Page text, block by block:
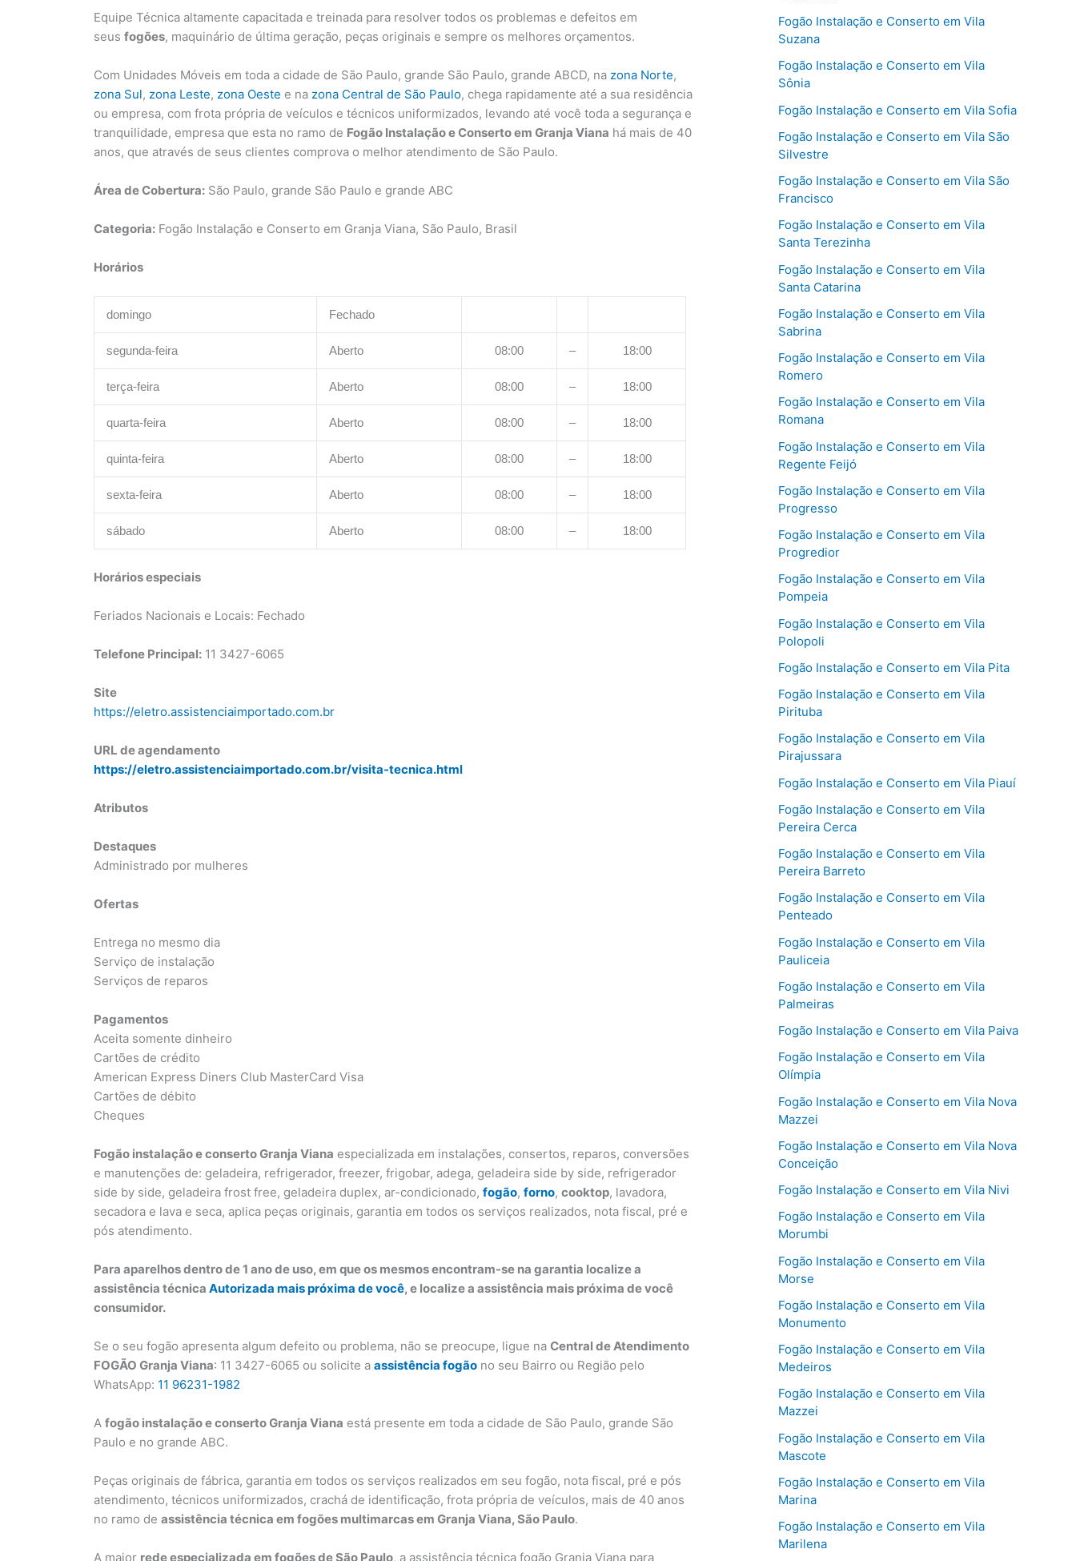
Equipe Técnica altamente capacitada e treinada para resolver todos os problemas e defeitos em
seus fogões, maquinário de última geração, peças originais e sempre os melhores orçamentos.
Com Unidades Móveis em toda a cidade de São Paulo, grande São Paulo, grande ABCD, na zona Norte,
zona Sul, zona Leste, zona Oeste e na zona Central de São Paulo, chega rapidamente até a sua residência
ou empresa, com frota própria de veículos e técnicos uniformizados, levando até você toda a segurança e
tranquilidade, empresa que esta no ramo de Fogão Instalação e Conserto em Granja Viana há mais de 40
anos, que através de seus clientes comprova o melhor atendimento de São Paulo.
Área de Cobertura: São Paulo, grande São Paulo e grande ABC
Categoria: Fogão Instalação e Conserto em Granja Viana, São Paulo, Brasil
Horários
domingo Fechado
segunda-feira Aberto 08:00 – 18:00
terça-feira Aberto 08:00 – 18:00
quarta-feira Aberto 08:00 – 18:00
quinta-feira Aberto 08:00 – 18:00
sexta-feira Aberto 08:00 – 18:00
sábado Aberto 08:00 – 18:00
Horários especiais
Feriados Nacionais e Locais: Fechado
Telefone Principal: 11 3427-6065
Site
https://eletro.assistenciaimportado.com.br
URL de agendamento
https://eletro.assistenciaimportado.com.br/visita-tecnica.html
Atributos
Destaques
Administrado por mulheres
Ofertas
Entrega no mesmo dia
Serviço de instalação
Serviços de reparos
Pagamentos
Aceita somente dinheiro
Cartões de crédito
American Express Diners Club MasterCard Visa
Cartões de débito
Cheques
Fogão instalação e conserto Granja Viana especializada em instalações, consertos, reparos, conversões
e manutenções de: geladeira, refrigerador, freezer, frigobar, adega, geladeira side by side, refrigerador
side by side, geladeira frost free, geladeira duplex, ar-condicionado, fogão, forno, cooktop, lavadora,
secadora e lava e seca, aplica peças originais, garantia em todos os serviços realizados, nota fiscal, pré e
pós atendimento.
Para aparelhos dentro de 1 ano de uso, em que os mesmos encontram-se na garantia localize a
assistência técnica Autorizada mais próxima de você, e localize a assistência mais próxima de você
consumidor.
Se o seu fogão apresenta algum defeito ou problema, não se preocupe, ligue na Central de Atendimento
FOGÃO Granja Viana: 11 3427-6065 ou solicite a assistência fogão no seu Bairro ou Região pelo
WhatsApp: 11 96231-1982
A fogão instalação e conserto Granja Viana está presente em toda a cidade de São Paulo, grande São
Paulo e no grande ABC.
Peças originais de fábrica, garantia em todos os serviços realizados em seu fogão, nota fiscal, pré e pós
atendimento, técnicos uniformizados, crachá de identificação, frota própria de veículos, mais de 40 anos
no ramo de assistência técnica em fogões multimarcas em Granja Viana, São Paulo.
A maior rede especializada em fogões de São Paulo, a assistência técnica fogão Granja Viana para
Fogão Instalação e Conserto em Vila
Suzana
Fogão Instalação e Conserto em Vila
Sônia
Fogão Instalação e Conserto em Vila Sofia
Fogão Instalação e Conserto em Vila São
Silvestre
Fogão Instalação e Conserto em Vila São
Francisco
Fogão Instalação e Conserto em Vila
Santa Terezinha
Fogão Instalação e Conserto em Vila
Santa Catarina
Fogão Instalação e Conserto em Vila
Sabrina
Fogão Instalação e Conserto em Vila
Romero
Fogão Instalação e Conserto em Vila
Romana
Fogão Instalação e Conserto em Vila
Regente Feijó
Fogão Instalação e Conserto em Vila
Progresso
Fogão Instalação e Conserto em Vila
Progredior
Fogão Instalação e Conserto em Vila
Pompeia
Fogão Instalação e Conserto em Vila
Polopoli
Fogão Instalação e Conserto em Vila Pita
Fogão Instalação e Conserto em Vila
Pirituba
Fogão Instalação e Conserto em Vila
Pirajussara
Fogão Instalação e Conserto em Vila Piauí
Fogão Instalação e Conserto em Vila
Pereira Cerca
Fogão Instalação e Conserto em Vila
Pereira Barreto
Fogão Instalação e Conserto em Vila
Penteado
Fogão Instalação e Conserto em Vila
Pauliceia
Fogão Instalação e Conserto em Vila
Palmeiras
Fogão Instalação e Conserto em Vila Paiva
Fogão Instalação e Conserto em Vila
Olímpia
Fogão Instalação e Conserto em Vila Nova
Mazzei
Fogão Instalação e Conserto em Vila Nova
Conceição
Fogão Instalação e Conserto em Vila Nivi
Fogão Instalação e Conserto em Vila
Morumbi
Fogão Instalação e Conserto em Vila
Morse
Fogão Instalação e Conserto em Vila
Monumento
Fogão Instalação e Conserto em Vila
Medeiros
Fogão Instalação e Conserto em Vila
Mazzei
Fogão Instalação e Conserto em Vila
Mascote
Fogão Instalação e Conserto em Vila
Marina
Fogão Instalação e Conserto em Vila
Marilena